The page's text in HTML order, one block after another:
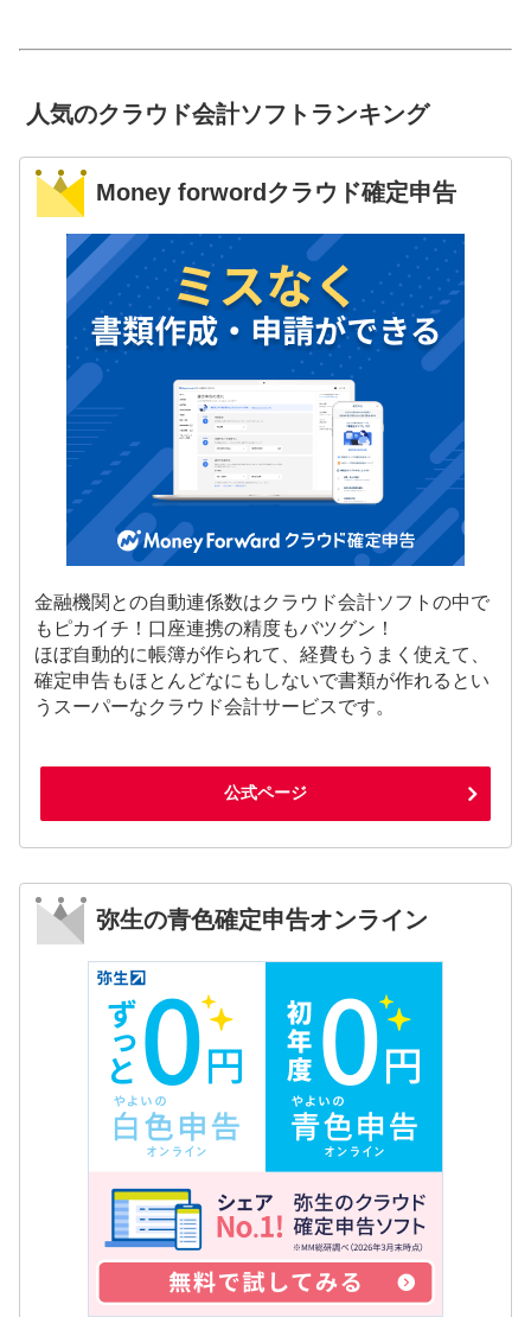
人気のクラウド会計ソフトランキング
Money forwordクラウド確定申告
金融機関との自動連係数はクラウド会計ソフトの中で
もピカイチ！口座連携の精度もバツグン！
ほぼ自動的に帳簿が作られて、経費もうまく使えて、
確定申告もほとんどなにもしないで書類が作れるとい
うスーパーなクラウド会計サービスです。
公式ページ
弥生の青色確定申告オンライン